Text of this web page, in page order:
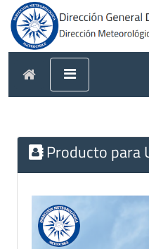
Producto para